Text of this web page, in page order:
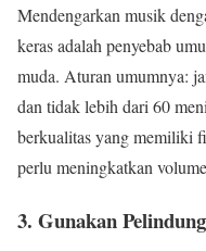
Mendengarkan musik
keras adalah penyebab
muda. Aturan umumnya:
dan tidak lebih dari 60
berkualitas yang memiliki
perlu meningkatkan
3. Gunakan